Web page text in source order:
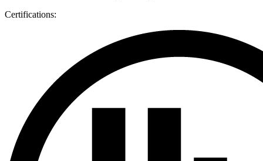
Certifications: